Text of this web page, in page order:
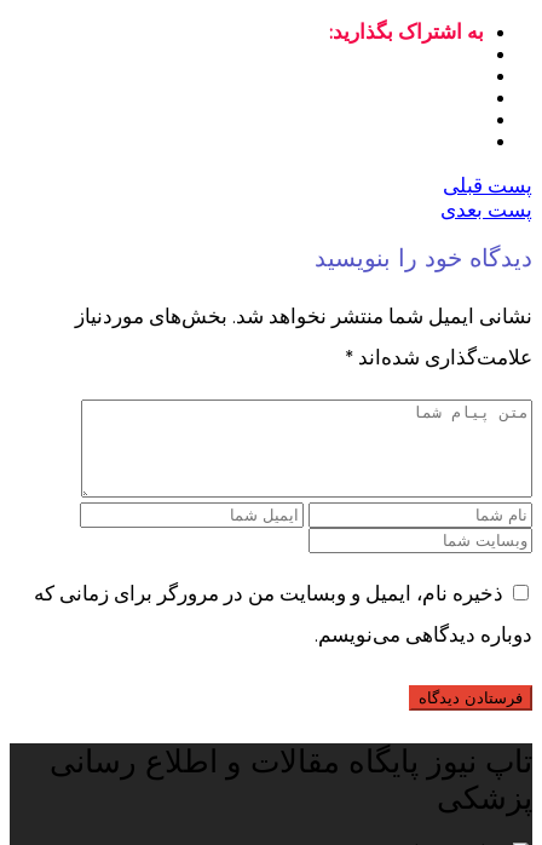
به اشتراک بگذارید:
پست قبلی
پست بعدی
دیدگاه خود را بنویسید
نشانی ایمیل شما منتشر نخواهد شد. بخش‌های موردنیاز
علامت‌گذاری شده‌اند *
ذخیره نام، ایمیل و وبسایت من در مرورگر برای زمانی که
دوباره دیدگاهی می‌نویسم.
تاپ نیوز پایگاه مقالات و اطلاع رسانی
پزشکی